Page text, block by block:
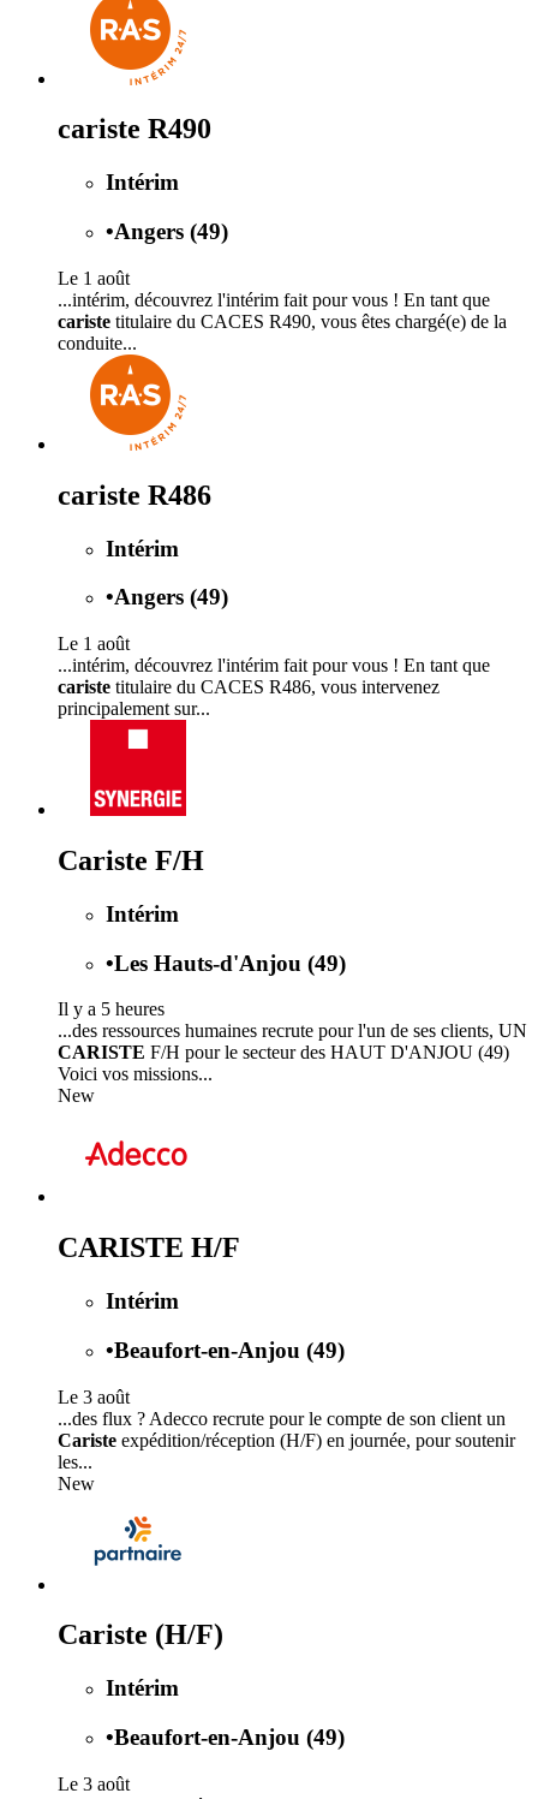
cariste R490
Intérim
•Angers (49)
Le 1 août
...intérim, découvrez l'intérim fait pour vous ! En tant que
cariste titulaire du CACES R490, vous êtes chargé(e) de la
conduite...
cariste R486
Intérim
•Angers (49)
Le 1 août
...intérim, découvrez l'intérim fait pour vous ! En tant que
cariste titulaire du CACES R486, vous intervenez
principalement sur...
Cariste F/H
Intérim
•Les Hauts-d'Anjou (49)
Il y a 5 heures
...des ressources humaines recrute pour l'un de ses clients, UN
CARISTE F/H pour le secteur des HAUT D'ANJOU (49)
Voici vos missions...
New
CARISTE H/F
Intérim
•Beaufort-en-Anjou (49)
Le 3 août
...des flux ? Adecco recrute pour le compte de son client un
Cariste expédition/réception (H/F) en journée, pour soutenir
les...
New
Cariste (H/F)
Intérim
•Beaufort-en-Anjou (49)
Le 3 août